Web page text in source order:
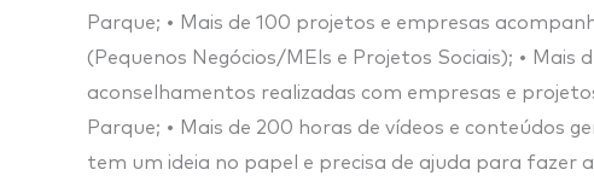
Parque; • Mais de 100 projetos e empresas
(Pequenos Negócios/MEls e Projetos Sociais); •
aconselhamentos realizadas com empresas e
Parque; • Mais de 200 horas de vídeos e conteúdos
tem um ideia no papel e precisa de ajuda para fazer